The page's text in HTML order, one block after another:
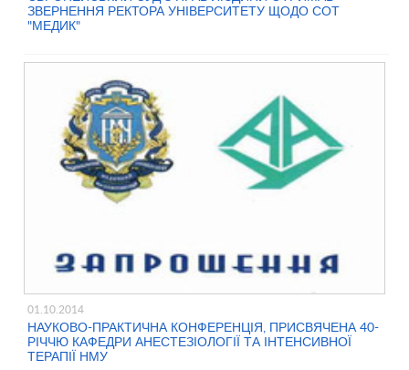
ЗВЕРНЕННЯ РЕКТОРА УНІВЕРСИТЕТУ ЩОДО СОТ
"МЕДИК"
01.10.2014
НАУКОВО-ПРАКТИЧНА КОНФЕРЕНЦІЯ, ПРИСВЯЧЕНА 40-
РІЧЧЮ КАФЕДРИ АНЕСТЕЗІОЛОГІЇ ТА ІНТЕНСИВНОЇ
ТЕРАПІЇ НМУ